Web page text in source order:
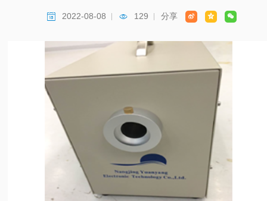
 2022-08-08  129 分享   